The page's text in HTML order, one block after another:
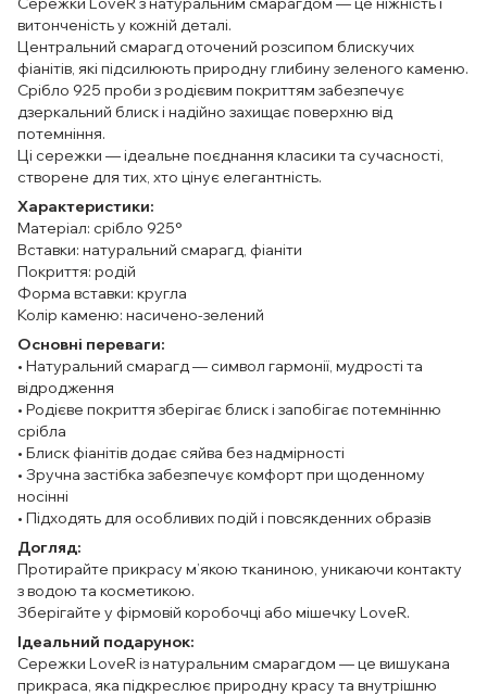
витонченість у кожній деталі.
Центральний смарагд оточений розсипом блискучих
фіанітів, які підсилюють природну глибину зеленого каменю.
Срібло 925 проби з родієвим покриттям забезпечує
дзеркальний блиск і надійно захищає поверхню від
потемніння.
Ці сережки — ідеальне поєднання класики та сучасності,
створене для тих, хто цінує елегантність.
Характеристики:
Матеріал: срібло 925°
Вставки: натуральний смарагд, фіаніти
Покриття: родій
Форма вставки: кругла
Колір каменю: насичено-зелений
Основні переваги:
• Натуральний смарагд — символ гармонії, мудрості та
відродження
• Родієве покриття зберігає блиск і запобігає потемнінню
срібла
• Блиск фіанітів додає сяйва без надмірності
• Зручна застібка забезпечує комфорт при щоденному
носінні
• Підходять для особливих подій і повсякденних образів
Догляд:
Протирайте прикрасу м’якою тканиною, уникаючи контакту
з водою та косметикою.
Зберігайте у фірмовій коробочці або мішечку LoveR.
Ідеальний подарунок:
Сережки LoveR із натуральним смарагдом — це вишукана
прикраса, яка підкреслює природну красу та внутрішню